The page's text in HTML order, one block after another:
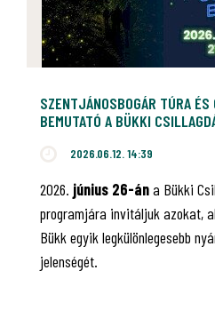
SZENTJÁNOSBOGÁR TÚRA
BEMUTATÓ A BÜKKI
2026.06.12. 14:39
2026. június 26-ána Bükki
programjára invitáljuk azokat,
Bükk egyik legkülönlegesebb
jelenségét.